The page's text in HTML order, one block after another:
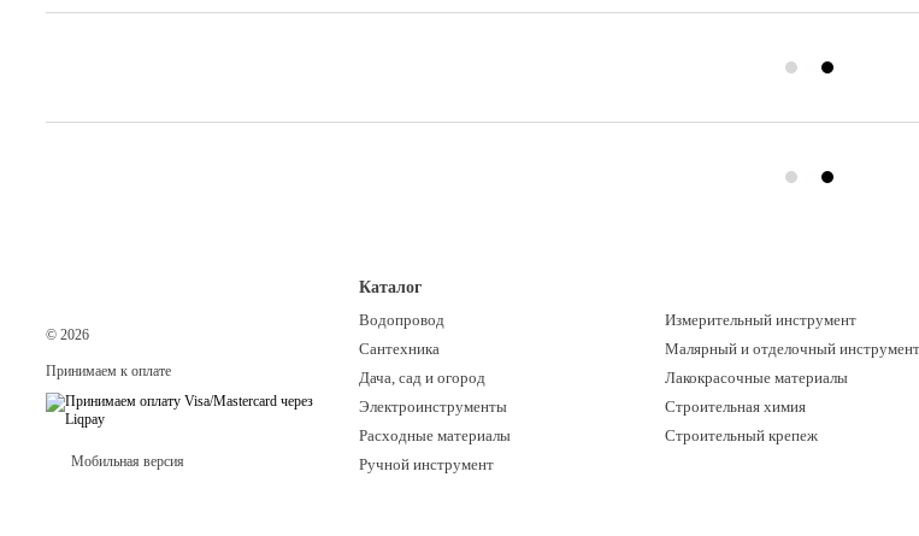
© 2026
Принимаем к оплате
Мобильная версия
Каталог
Водопровод
Сантехника
Дача, сад и огород
Электроинструменты
Расходные материалы
Ручной инструмент
Измерительный инструмент
Малярный и отделочный инструмент
Лакокрасочные материалы
Строительная химия
Строительный крепеж